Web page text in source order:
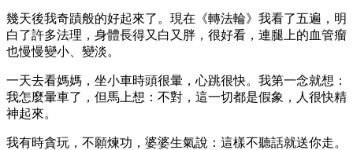
幾天後我奇蹟般的好起來了。現在《轉法輪》我看了五遍，明
白了許多法理，身體長得又白又胖，很好看，連腿上的血管瘤
也慢慢變小、變淡。
一天去看媽媽，坐小車時頭很暈，心跳很快。我第一念就想：
我怎麼暈車了，但馬上想：不對，這一切都是假象，人很快精
神起來。
我有時貪玩，不願煉功，婆婆生氣說：這樣不聽話就送你走。